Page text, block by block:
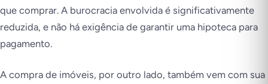
que comprar. A burocracia envolvida é significativamente
reduzida, e não há exigência de garantir uma hipoteca para
pagamento.
A compra de imóveis, por outro lado, também vem com sua